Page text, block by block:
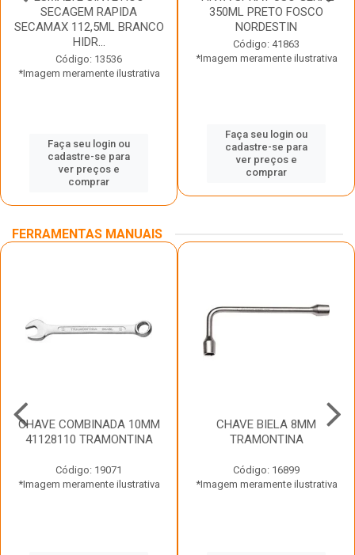
SECAGEM RAPIDA
SECAMAX 112,5ML BRANCO
HIDR...
Código: 13536
*Imagem meramente ilustrativa
Faça seu login ou
cadastre-se para
ver preços e
comprar
350ML PRETO FOSCO
NORDESTIN
Código: 41863
*Imagem meramente ilustrativa
Faça seu login ou
cadastre-se para
ver preços e
comprar
FERRAMENTAS MANUAIS
CHAVE COMBINADA 10MM
41128110 TRAMONTINA
Código: 19071
*Imagem meramente ilustrativa
CHAVE BIELA 8MM
TRAMONTINA
Código: 16899
*Imagem meramente ilustrativa